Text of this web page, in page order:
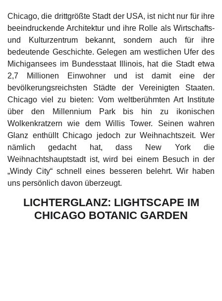
Chicago, die drittgrößte Stadt der USA, ist nicht nur für ihre
beeindruckende Architektur und ihre Rolle als Wirtschafts-
und Kulturzentrum bekannt, sondern auch für ihre
bedeutende Geschichte. Gelegen am westlichen Ufer des
Michigansees im Bundesstaat Illinois, hat die Stadt etwa
2,7 Millionen Einwohner und ist damit eine der
bevölkerungsreichsten Städte der Vereinigten Staaten.
Chicago viel zu bieten: Vom weltberühmten Art Institute
über den Millennium Park bis hin zu ikonischen
Wolkenkratzern wie dem Willis Tower. Seinen wahren
Glanz enthüllt Chicago jedoch zur Weihnachtszeit. Wer
nämlich gedacht hat, dass New York die
Weihnachtshauptstadt ist, wird bei einem Besuch in der
„Windy City“ schnell eines besseren belehrt. Wir haben
uns persönlich davon überzeugt.
LICHTERGLANZ: LIGHTSCAPE IM
CHICAGO BOTANIC GARDEN